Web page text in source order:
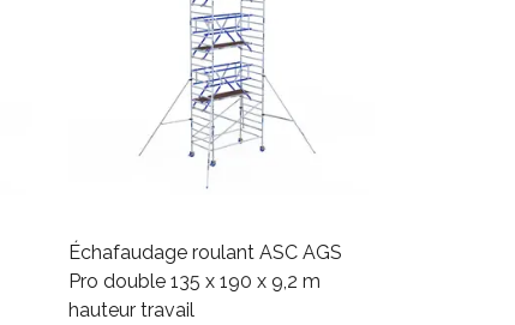
Échafaudage roulant ASC AGS
Pro double 135 x 190 x 9,2 m
hauteur travail